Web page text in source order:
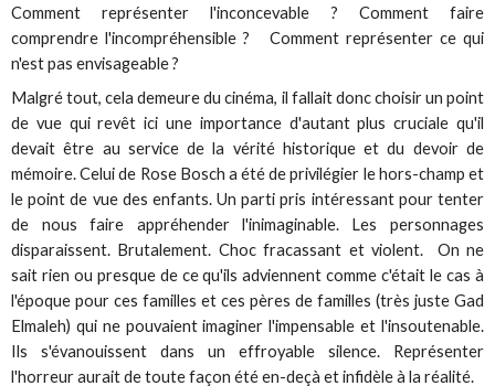
Comment représenter l'inconcevable ? Comment faire
comprendre l'incompréhensible ? Comment représenter ce qui
n'est pas envisageable ?
Malgré tout, cela demeure du cinéma, il fallait donc choisir un point
de vue qui revêt ici une importance d'autant plus cruciale qu'il
devait être au service de la vérité historique et du devoir de
mémoire. Celui de Rose Bosch a été de privilégier le hors-champ et
le point de vue des enfants. Un parti pris intéressant pour tenter
de nous faire appréhender l'inimaginable. Les personnages
disparaissent. Brutalement. Choc fracassant et violent. On ne
sait rien ou presque de ce qu'ils adviennent comme c'était le cas à
l'époque pour ces familles et ces pères de familles (très juste Gad
Elmaleh) qui ne pouvaient imaginer l'impensable et l'insoutenable.
Ils s'évanouissent dans un effroyable silence. Représenter
l'horreur aurait de toute façon été en-deçà et infidèle à la réalité.